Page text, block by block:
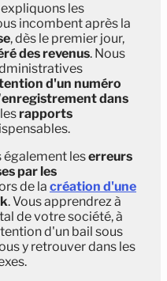
les
incombent après la
, dès le premier jour,
des revenus. Nous
d'un numéro
enregistrement dans
rapports
leserreurs
par les
de la création d'une
. Vous apprendrez à
de votre société, à
d'un bail sous
y retrouver dans les